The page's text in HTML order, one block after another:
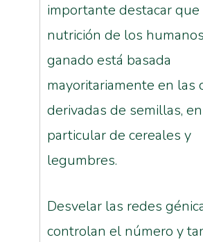
importante destacar que
nutrición de los
ganado está basada
mayoritariamente en las
derivadas de semillas, en
particular de cereales y
legumbres.
Desvelar las redes
controlan el número y